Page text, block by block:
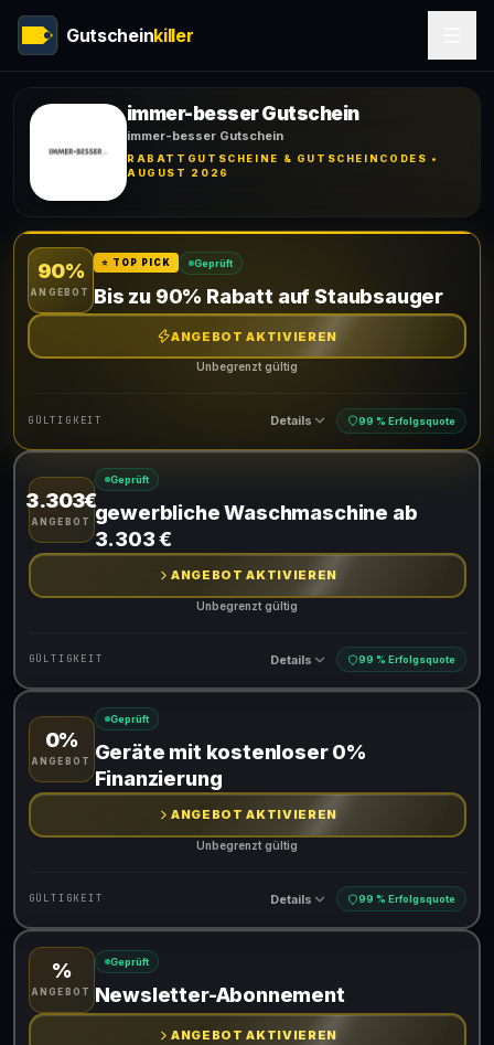
Gutscheinkiller
immer-besser Gutschein
immer-besser Gutschein
RABATTGUTSCHEINE & GUTSCHEINCODES •
AUGUST 2026
90%
ANGEBOT
⭐ TOP PICK Geprüft
Bis zu 90% Rabatt auf Staubsauger
ANGEBOT AKTIVIEREN
Unbegrenzt gültig
GÜLTIGKEIT Details 99 % Erfolgsquote
Gültig für teilnehmende Produkte
3.303€
ANGEBOT
Geprüft
gewerbliche Waschmaschine ab
3.303 €
ANGEBOT AKTIVIEREN
Unbegrenzt gültig
GÜLTIGKEIT Details 99 % Erfolgsquote
Gültig für teilnehmende Produkte
0%
ANGEBOT
Geprüft
Geräte mit kostenloser 0%
Finanzierung
ANGEBOT AKTIVIEREN
Unbegrenzt gültig
GÜLTIGKEIT Details 99 % Erfolgsquote
Gültig für teilnehmende Produkte
%
ANGEBOT
Geprüft
Newsletter-Abonnement
ANGEBOT AKTIVIEREN